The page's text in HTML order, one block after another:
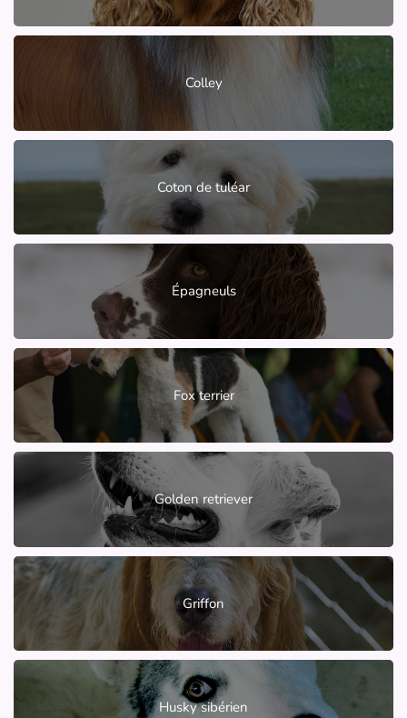
Colley
Coton de tuléar
Épagneuls
Fox terrier
Golden retriever
Griffon
Husky sibérien